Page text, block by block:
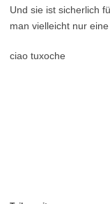
Und sie ist sicherlich
man vielleicht nur
ciao tuxoche